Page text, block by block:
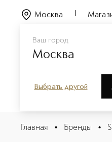
Ваш город
Москва
Выбрать другой
Москва
SWISS
Главная • Бренды •